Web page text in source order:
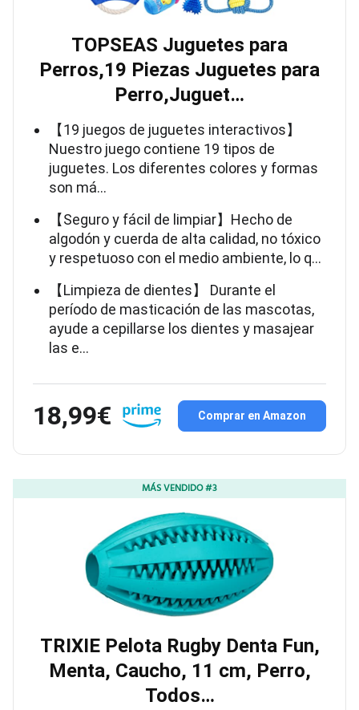
TOPSEAS Juguetes para
Perros,19 Piezas Juguetes para
Perro,Juguet…
【19 juegos de juguetes interactivos】
Nuestro juego contiene 19 tipos de
juguetes. Los diferentes colores y formas
son má…
【Seguro y fácil de limpiar】Hecho de
algodón y cuerda de alta calidad, no tóxico
y respetuoso con el medio ambiente, lo q…
【Limpieza de dientes】 Durante el
período de masticación de las mascotas,
ayude a cepillarse los dientes y masajear
las e…
18,99€ Comprar en Amazon
MÁS VENDIDO #3
TRIXIE Pelota Rugby Denta Fun,
Menta, Caucho, 11 cm, Perro,
Todos…